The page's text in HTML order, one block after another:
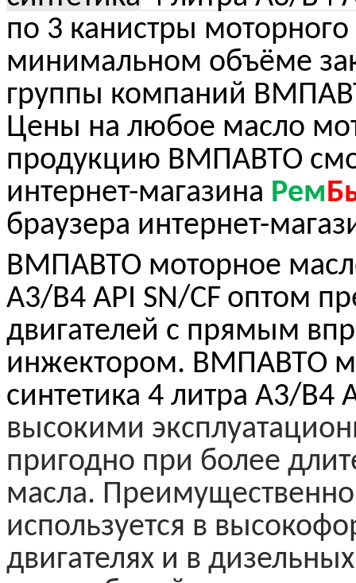
по 3 канистры
минимальном объёме
группы компаний
Цены на любое масло
продукцию ВМПАВТО
интернет-магазина Рем
браузера интернет-
ВМПАВТО моторное
A3/B4 API SN/CF оптом
двигателей с прямым
инжектором. ВМПАВТО
синтетика 4 литра A3/B4
высокими
пригодно при более
масла.
используется в
двигателях и в